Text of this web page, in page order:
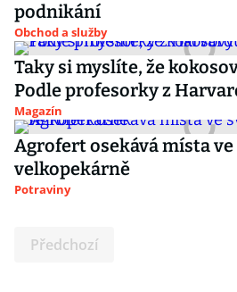
podnikání
Obchod a služby
Taky si myslíte, že
Podle profesorky z
Magazín
Agrofert osekává místa ve
velkopekárně
Potraviny
Předchozí